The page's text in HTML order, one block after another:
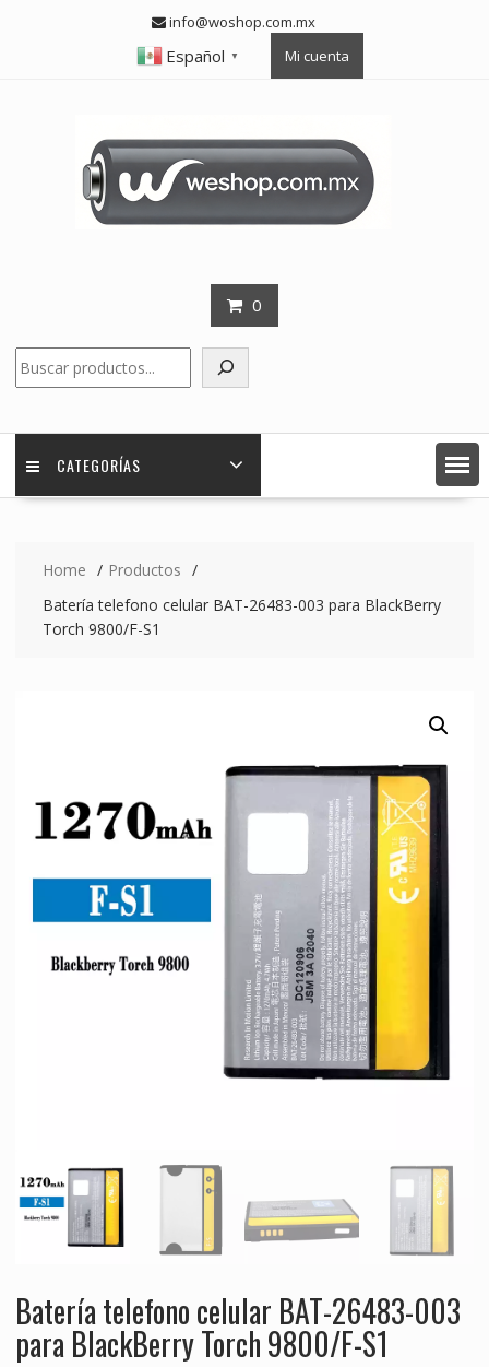
info@woshop.com.mx
Español ▼ Mi cuenta
0
CATEGORÍAS
Home
Productos
Batería telefono celular BAT-26483-003 para BlackBerry
Torch 9800/F-S1
Batería telefono celular BAT-26483-003
para BlackBerry Torch 9800/F-S1